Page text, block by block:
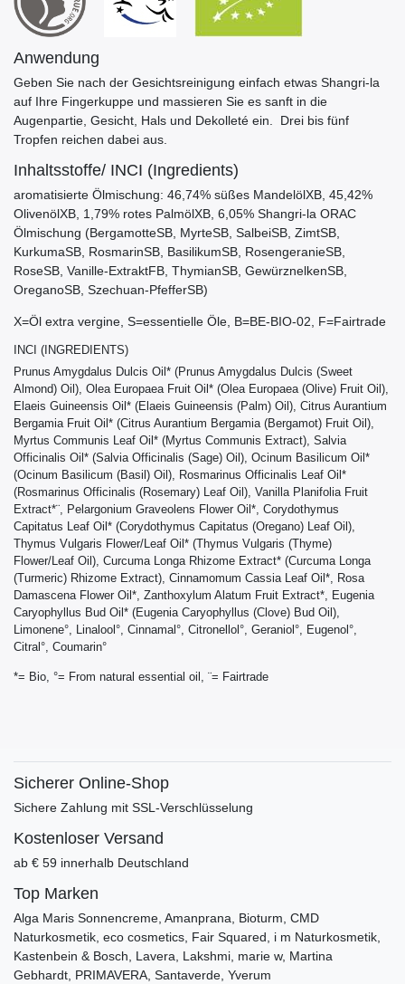
Anwendung
Geben Sie nach der Gesichtsreinigung einfach etwas Shangri-la
auf Ihre Fingerkuppe und massieren Sie es sanft in die
Augenpartie, Gesicht, Hals und Dekolleté ein. Drei bis fünf
Tropfen reichen dabei aus.
Inhaltsstoffe/ INCI (Ingredients)
aromatisierte Ölmischung: 46,74% süßes MandelölXB, 45,42%
OlivenölXB, 1,79% rotes PalmölXB, 6,05% Shangri-la ORAC
Ölmischung (BergamotteSB, MyrteSB, SalbeiSB, ZimtSB,
KurkumaSB, RosmarinSB, BasilikumSB, RosengeranieSB,
RoseSB, Vanille-ExtraktFB, ThymianSB, GewürznelkenSB,
OreganoSB, Szechuan-PfefferSB)
X=Öl extra vergine, S=essentielle Öle, B=BE-BIO-02, F=Fairtrade
INCI (INGREDIENTS)
Prunus Amygdalus Dulcis Oil* (Prunus Amygdalus Dulcis (Sweet
Almond) Oil), Olea Europaea Fruit Oil* (Olea Europaea (Olive) Fruit Oil),
Elaeis Guineensis Oil* (Elaeis Guineensis (Palm) Oil), Citrus Aurantium
Bergamia Fruit Oil* (Citrus Aurantium Bergamia (Bergamot) Fruit Oil),
Myrtus Communis Leaf Oil* (Myrtus Communis Extract), Salvia
Officinalis Oil* (Salvia Officinalis (Sage) Oil), Ocinum Basilicum Oil*
(Ocinum Basilicum (Basil) Oil), Rosmarinus Officinalis Leaf Oil*
(Rosmarinus Officinalis (Rosemary) Leaf Oil), Vanilla Planifolia Fruit
Extract*¨, Pelargonium Graveolens Flower Oil*, Corydothymus
Capitatus Leaf Oil* (Corydothymus Capitatus (Oregano) Leaf Oil),
Thymus Vulgaris Flower/Leaf Oil* (Thymus Vulgaris (Thyme)
Flower/Leaf Oil), Curcuma Longa Rhizome Extract* (Curcuma Longa
(Turmeric) Rhizome Extract), Cinnamomum Cassia Leaf Oil*, Rosa
Damascena Flower Oil*, Zanthoxylum Alatum Fruit Extract*, Eugenia
Caryophyllus Bud Oil* (Eugenia Caryophyllus (Clove) Bud Oil),
Limonene°, Linalool°, Cinnamal°, Citronellol°, Geraniol°, Eugenol°,
Citral°, Coumarin°
*= Bio, °= From natural essential oil, ¨= Fairtrade
Sicherer Online-Shop
Sichere Zahlung mit SSL-Verschlüsselung
Kostenloser Versand
ab € 59 innerhalb Deutschland
Top Marken
Alga Maris Sonnencreme, Amanprana, Bioturm, CMD
Naturkosmetik, eco cosmetics, Fair Squared, i m Naturkosmetik,
Kastenbein & Bosch, Lavera, Lakshmi, marie w, Martina
Gebhardt, PRIMAVERA, Santaverde, Yverum